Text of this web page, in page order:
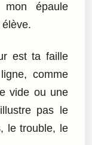
épaule
est ta faille
comme
vide ou une
pas le
le trouble, le